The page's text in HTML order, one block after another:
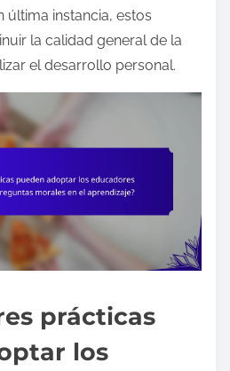
última instancia, estos
la calidad general de la
el desarrollo personal.
prácticas
los